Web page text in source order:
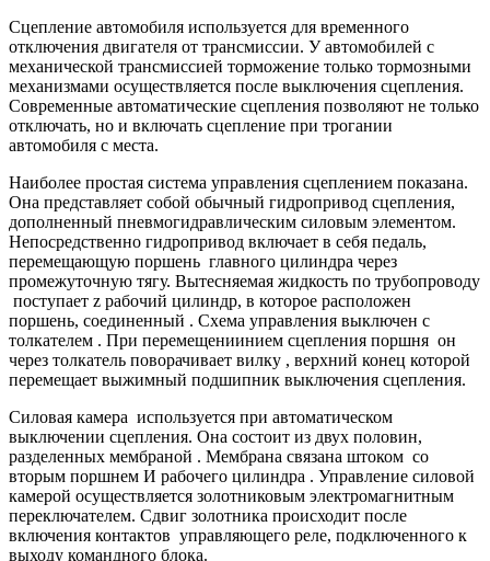
Сцепление автомобиля используется для временного
отключения двигателя от трансмиссии. У автомобилей с
механической трансмиссией торможение только тормозными
механизмами осуществляется после выключения сцепления.
Современные автоматические сцепления позволяют не только
отключать, но и включать сцепление при трогании
автомобиля с места.
Наиболее простая система управления сцеплением показана.
Она представляет собой обычный гидропривод сцепления,
дополненный пневмогидравлическим силовым элементом.
Непосредственно гидропривод включает в себя педаль,
перемещающую поршень главного цилиндра через
промежуточную тягу. Вытесняемая жидкость по трубопроводу
поступает z рабочий цилиндр, в которое расположен
поршень, соединенный . Схема управления выключен с
толкателем . При перемещениинием сцепления поршня он
через толкатель поворачивает вилку , верхний конец которой
перемещает выжимный подшипник выключения сцепления.
Силовая камера используется при автоматическом
выключении сцепления. Она состоит из двух половин,
разделенных мембраной . Мембрана связана штоком со
вторым поршнем И рабочего цилиндра . Управление силовой
камерой осуществляется золотниковым электромагнитным
переключателем. Сдвиг золотника происходит после
включения контактов управляющего реле, подключенного к
выходу командного блока.